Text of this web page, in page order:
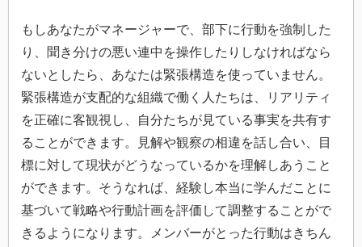
もしあなたがマネージャーで、部下に行動を強制した
り、聞き分けの悪い連中を操作したりしなければなら
ないとしたら、あなたは緊張構造を使っていません。
緊張構造が支配的な組織で働く人たちは、リアリティ
を正確に客観視し、自分たちが見ている事実を共有す
ることができます。見解や観察の相違を話し合い、目
標に対して現状がどうなっているかを理解しあうこと
ができます。そうなれば、経験し本当に学んだことに
基づいて戦略や行動計画を評価して調整することがで
きるようになります。メンバーがとった行動はきちん